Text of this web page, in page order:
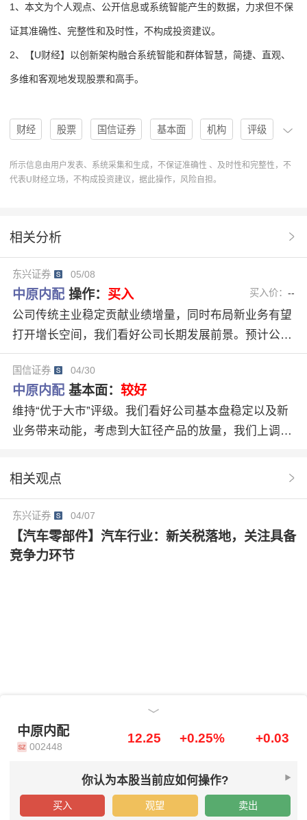
1、本文为个人观点、公开信息或系统智能产生的数据，力求但不保
证其准确性、完整性和及时性，不构成投资建议。
2、【U财经】以创新架构融合系统智能和群体智慧，简捷、直观、
多维和客观地发现股票和高手。
财经 股票 国信证券 基本面 机构 评级
分析 PE 收入 买入 净利润 卖出
基本面分析
制动鼓业务 柴发新领域
所示信息由用户发表、系统采集和生成，不保证准确性 、及时性和完整性，不
代表U财经立场，不构成投资建议，据此操作，风险自担。
相关分析
东兴证券 05/08
中原内配 操作： 买入 买入价：--
公司传统主业稳定贡献业绩增量，同时布局新业务有望
打开增长空间，我们看好公司长期发展前景。预计公司
2026~2028年有望实现归母净利润5.12/5.99/7.03亿元，
同比+25.0%/+17.2%/+17.3%，对应EPS0.87/1.02/1.19
元，当前股价对应PE18x/15x/13x，维持“推荐”评级。
国信证券 04/30
中原内配 基本面： 较好
维持“优于大市”评级。我们看好公司基本盘稳定以及新
业务带来动能，考虑到大缸径产品的放量，我们上调盈
润分别为5.6/6.3/7.8亿元（原预测26/27年4.8/5.6亿
2/0.95元），维持“优于大市”评级。
相关观点
东兴证券 04/07
【汽车零部件】汽车行业：新关税落地，关注具备
竞争力环节
中原内配
中原内配
002448
12.25 +0.25% +0.03
你认为本股当前应如何操作?
买入 观望 卖出